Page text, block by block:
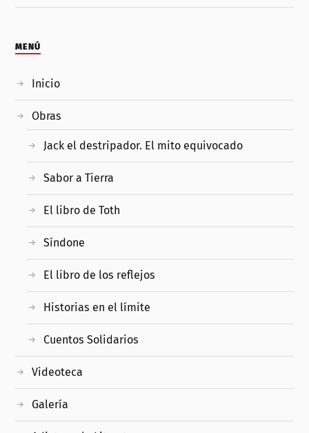
MENÚ
Inicio
Obras
Jack el destripador. El mito equivocado
Sabor a Tierra
El libro de Toth
Síndone
El libro de los reflejos
Historias en el límite
Cuentos Solidarios
Videoteca
Galería